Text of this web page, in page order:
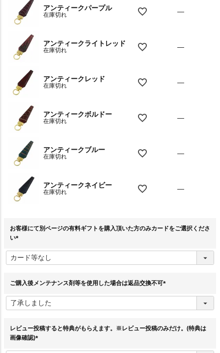
アンティークパープル
在庫切れ —
アンティークライトレッド
在庫切れ —
アンティークレッド
在庫切れ —
アンティークボルドー
在庫切れ —
アンティークブルー
在庫切れ —
アンティークネイビー
在庫切れ —
お客様にて別ページの有料ギフトを購入頂いた方のみカードをご選択くださ
い
必
須
ご購入後メンテナンス剤等を使用した場合は返品交換不可
須
レビュー投稿すると特典がもらえます。※レビュー投稿のみだけ。(特典は
画像確認)